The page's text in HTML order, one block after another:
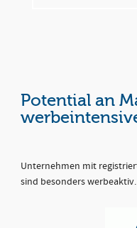
Potential an
Unternehmen mit
sind besonders werbeaktiv.